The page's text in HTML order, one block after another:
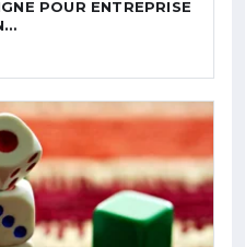
POUR ENTREPRISE